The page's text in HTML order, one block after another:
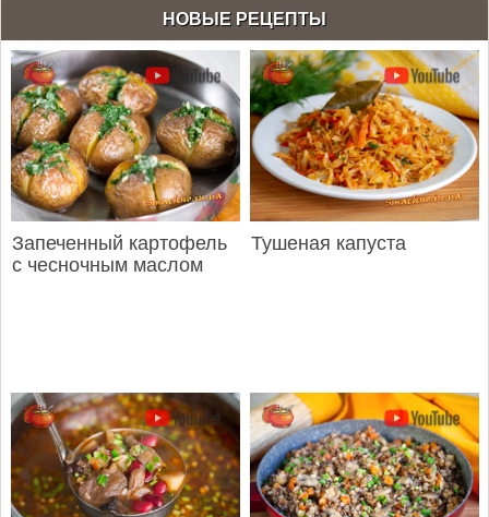
НОВЫЕ РЕЦЕПТЫ
Запеченный картофель
с чесночным маслом
Тушеная капуста